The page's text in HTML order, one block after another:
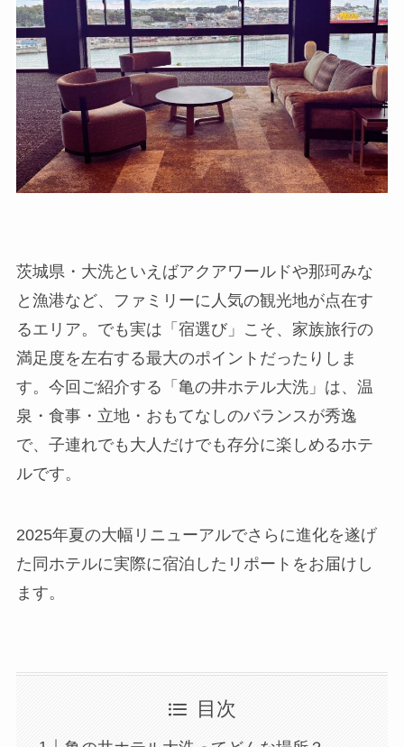
茨城県・大洗といえばアクアワールドや那珂みな
と漁港など、ファミリーに人気の観光地が点在す
るエリア。でも実は「宿選び」こそ、家族旅行の
満足度を左右する最大のポイントだったりしま
す。今回ご紹介する「亀の井ホテル大洗」は、温
泉・食事・立地・おもてなしのバランスが秀逸
で、子連れでも大人だけでも存分に楽しめるホテ
ルです。
2025年夏の大幅リニューアルでさらに進化を遂げ
た同ホテルに実際に宿泊したリポートをお届けし
ます。
目次